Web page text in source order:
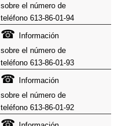
sobre el número de
teléfono 613-86-01-94
☎
Información
sobre el número de
teléfono 613-86-01-93
☎
Información
sobre el número de
teléfono 613-86-01-92